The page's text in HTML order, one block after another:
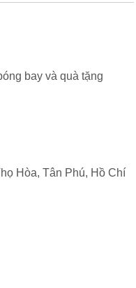
bay và quà tặng
Hòa, Tân Phú, Hồ Chí